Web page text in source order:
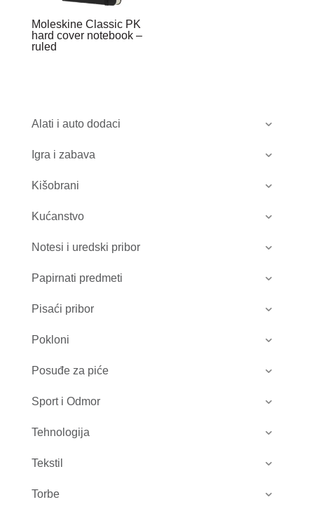
Alati i auto dodaci
Igra i zabava
Kišobrani
Kućanstvo
Notesi i uredski pribor
Papirnati predmeti
Pisaći pribor
Pokloni
Posuđe za piće
Sport i Odmor
Tehnologija
Tekstil
Torbe
Moleskine Classic PK
hard cover notebook –
ruled